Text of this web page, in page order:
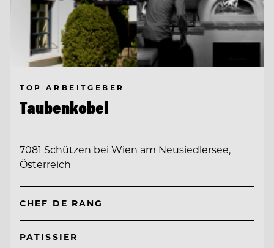
TOP ARBEITGEBER
Taubenkobel
7081 Schützen bei Wien am Neusiedlersee,
Österreich
CHEF DE RANG
PATISSIER